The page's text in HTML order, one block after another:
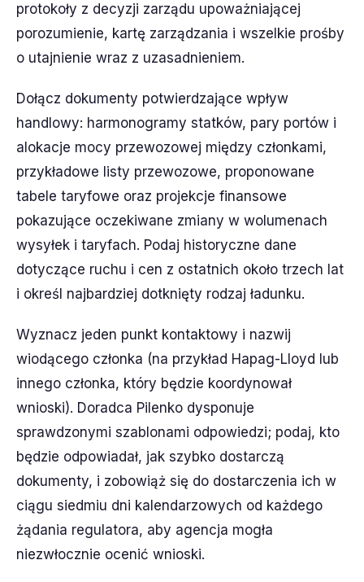
protokoły z decyzji zarządu upoważniającej
porozumienie, kartę zarządzania i wszelkie prośby
o utajnienie wraz z uzasadnieniem.
Dołącz dokumenty potwierdzające wpływ
handlowy: harmonogramy statków, pary portów i
alokacje mocy przewozowej między członkami,
przykładowe listy przewozowe, proponowane
tabele taryfowe oraz projekcje finansowe
pokazujące oczekiwane zmiany w wolumenach
wysyłek i taryfach. Podaj historyczne dane
dotyczące ruchu i cen z ostatnich około trzech lat
i określ najbardziej dotknięty rodzaj ładunku.
Wyznacz jeden punkt kontaktowy i nazwij
wiodącego członka (na przykład Hapag-Lloyd lub
innego członka, który będzie koordynował
wnioski). Doradca Pilenko dysponuje
sprawdzonymi szablonami odpowiedzi; podaj, kto
będzie odpowiadał, jak szybko dostarczą
dokumenty, i zobowiąż się do dostarczenia ich w
ciągu siedmiu dni kalendarzowych od każdego
żądania regulatora, aby agencja mogła
niezwłocznie ocenić wnioski.